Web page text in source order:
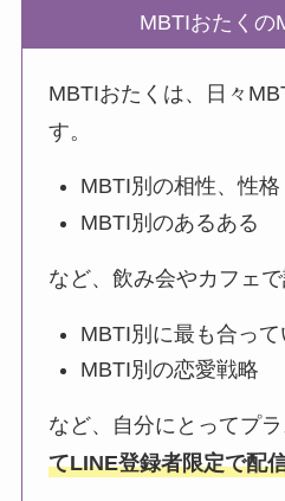
MBTIおたくの
MBTIおたくは、日々
す。
MBTI別の相性、性格
MBTI別のあるある
など、飲み会やカフェで
MBTI別に最も合っ
MBTI別の恋愛戦略
など、自分にとってプ
てLINE登録者限定で配